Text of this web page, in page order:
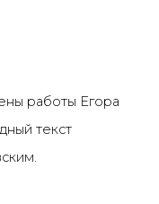
работы Егора
текст